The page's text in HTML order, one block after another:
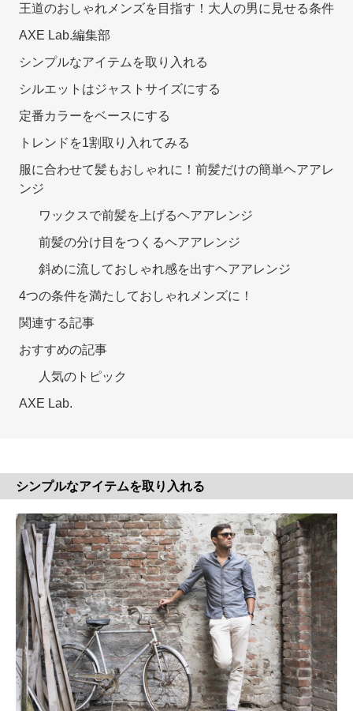
王道のおしゃれメンズを目指す！大人の男に見せる条件
AXE Lab.編集部
シンプルなアイテムを取り入れる
シルエットはジャストサイズにする
定番カラーをベースにする
トレンドを1割取り入れてみる
服に合わせて髪もおしゃれに！前髪だけの簡単ヘアアレ
ンジ
ワックスで前髪を上げるヘアアレンジ
前髪の分け目をつくるヘアアレンジ
斜めに流しておしゃれ感を出すヘアアレンジ
4つの条件を満たしておしゃれメンズに！
関連する記事
おすすめの記事
人気のトピック
AXE Lab.
シンプルなアイテムを取り入れる